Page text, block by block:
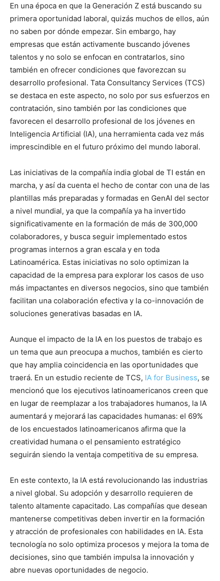
En una época en que la Generación Z está buscando su
primera oportunidad laboral, quizás muchos de ellos, aún
no saben por dónde empezar. Sin embargo, hay
empresas que están activamente buscando jóvenes
talentos y no solo se enfocan en contratarlos, sino
también en ofrecer condiciones que favorezcan su
desarrollo profesional. Tata Consultancy Services (TCS)
se destaca en este aspecto, no solo por sus esfuerzos en
contratación, sino también por las condiciones que
favorecen el desarrollo profesional de los jóvenes en
Inteligencia Artificial (IA), una herramienta cada vez más
imprescindible en el futuro próximo del mundo laboral.
Las iniciativas de la compañía india global de TI están en
marcha, y así da cuenta el hecho de contar con una de las
plantillas más preparadas y formadas en GenAI del sector
a nivel mundial, ya que la compañía ya ha invertido
significativamente en la formación de más de 300,000
colaboradores, y busca seguir implementado estos
programas internos a gran escala y en toda
Latinoamérica. Estas iniciativas no solo optimizan la
capacidad de la empresa para explorar los casos de uso
más impactantes en diversos negocios, sino que también
facilitan una colaboración efectiva y la co-innovación de
soluciones generativas basadas en IA.
Aunque el impacto de la IA en los puestos de trabajo es
un tema que aun preocupa a muchos, también es cierto
que hay amplia coincidencia en las oportunidades que
traerá. En un estudio reciente de TCS, IA for Business, se
mencionó que los ejecutivos latinoamericanos creen que
en lugar de reemplazar a los trabajadores humanos, la IA
aumentará y mejorará las capacidades humanas: el 69%
de los encuestados latinoamericanos afirma que la
creatividad humana o el pensamiento estratégico
seguirán siendo la ventaja competitiva de su empresa.
En este contexto, la IA está revolucionando las industrias
a nivel global. Su adopción y desarrollo requieren de
talento altamente capacitado. Las compañías que desean
mantenerse competitivas deben invertir en la formación
y atracción de profesionales con habilidades en IA. Esta
tecnología no solo optimiza procesos y mejora la toma de
decisiones, sino que también impulsa la innovación y
abre nuevas oportunidades de negocio.